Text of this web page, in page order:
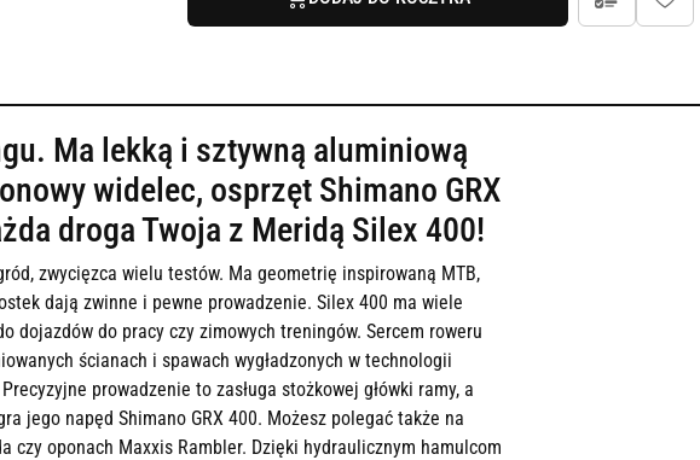
Ma lekką i sztywną aluminiową
widelec, osprzęt Shimano GRX
droga Twoja z Meridą Silex 400!
zwycięzca wielu testów. Ma geometrię inspirowaną MTB,
dają zwinne i pewne prowadzenie. Silex 400 ma wiele
dojazdów do pracy czy zimowych treningów. Sercem roweru
ścianach i spawach wygładzonych w technologii
prowadzenie to zasługa stożkowej główki ramy, a
jego napęd Shimano GRX 400. Możesz polegać także na
czy oponach Maxxis Rambler. Dzięki hydraulicznym hamulcom